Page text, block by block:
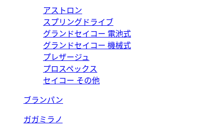
アストロン
スプリングドライブ
グランドセイコー 電池式
グランドセイコー 機械式
プレザージュ
プロスペックス
セイコー その他
ブランパン
ガガミラノ